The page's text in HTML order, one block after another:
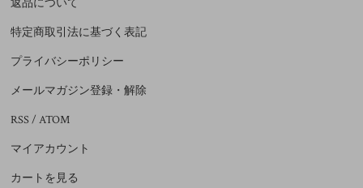
返品について
特定商取引法に基づく表記
プライバシーポリシー
メールマガジン登録・解除
RSS/ATOM
マイアカウント
カートを見る